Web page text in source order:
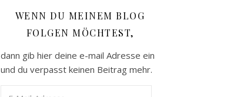
WENN DU MEINEM BLOG
FOLGEN MÖCHTEST,
dann gib hier deine e-mail Adresse ein
und du verpasst keinen Beitrag mehr.